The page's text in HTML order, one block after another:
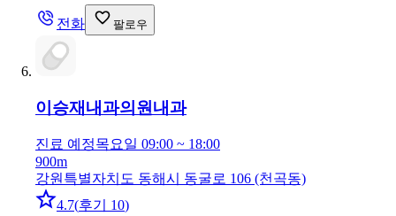
전화 팔로우
이승재내과의원 내과
진료 예정목요일 09:00 ~ 18:00
900m
강원특별자치도 동해시 동굴로 106 (천곡동)
4.7(후기 10)